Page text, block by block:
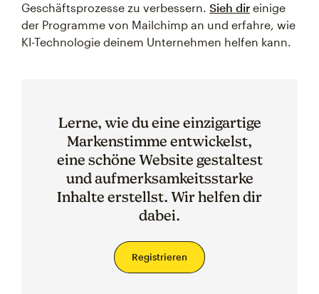
Geschäftsprozesse zu verbessern. Sieh dir einige
der Programme von Mailchimp an und erfahre, wie
KI-Technologie deinem Unternehmen helfen kann.
Lerne, wie du eine einzigartige
Markenstimme entwickelst,
eine schöne Website gestaltest
und aufmerksamkeitsstarke
Inhalte erstellst. Wir helfen dir
dabei.
Registrieren